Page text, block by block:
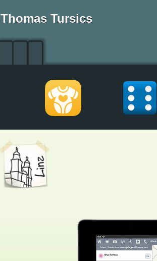
Thomas Tursics